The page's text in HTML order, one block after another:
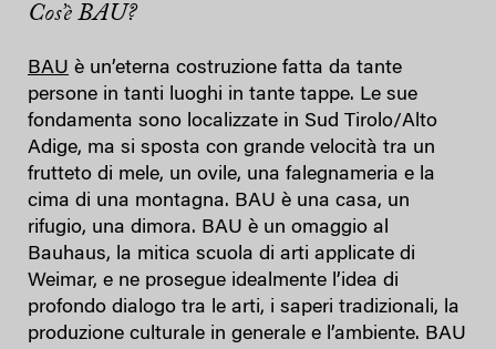
Cos’è BAU?
BAU è un’eterna costruzione fatta da tante
persone in tanti luoghi in tante tappe. Le sue
fondamenta sono localizzate in Sud Tirolo/Alto
Adige, ma si sposta con grande velocità tra un
frutteto di mele, un ovile, una falegnameria e la
cima di una montagna. BAU è una casa, un
rifugio, una dimora. BAU è un omaggio al
Bauhaus, la mitica scuola di arti applicate di
Weimar, e ne prosegue idealmente l’idea di
profondo dialogo tra le arti, i saperi tradizionali, la
produzione culturale in generale e l’ambiente. BAU